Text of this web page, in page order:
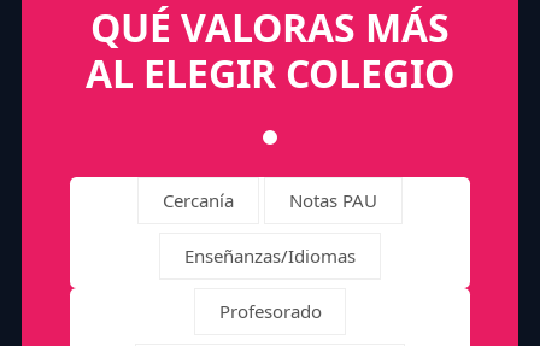
QUÉ VALORAS MÁS
AL ELEGIR COLEGIO
Cercanía Notas PAU
Enseñanzas/Idiomas
Profesorado